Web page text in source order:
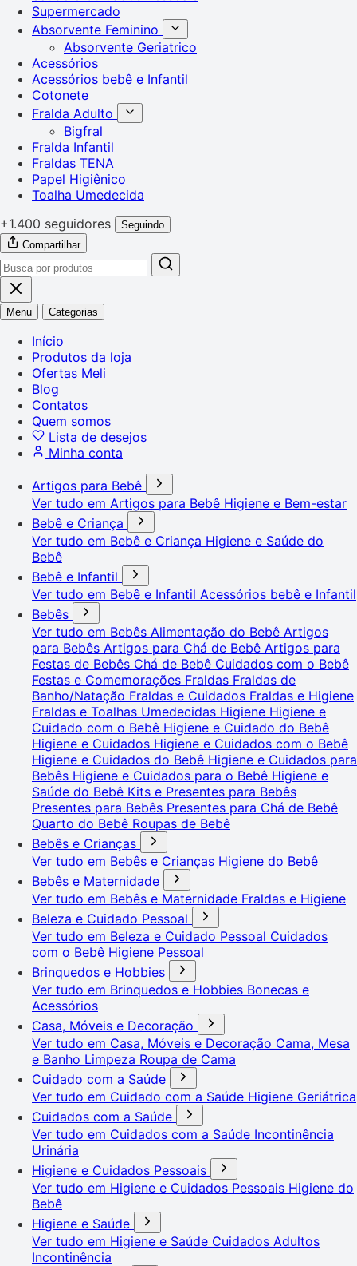
Supermercado
Absorvente Feminino
Absorvente Geriatrico
Acessórios
Acessórios bebê e Infantil
Cotonete
Fralda Adulto
Bigfral
Fralda Infantil
Fraldas TENA
Papel Higiênico
Toalha Umedecida
+1.400 seguidores
Seguindo
Compartilhar
Menu Categorias
Início
Produtos da loja
Ofertas Meli
Blog
Contatos
Quem somos
Lista de desejos
Minha conta
Artigos para Bebê
Ver tudo em Artigos para Bebê Higiene e Bem-estar
Bebê e Criança
Ver tudo em Bebê e Criança Higiene e Saúde do
Bebê
Bebê e Infantil
Ver tudo em Bebê e Infantil Acessórios bebê e Infantil
Bebês
Ver tudo em Bebês Alimentação do Bebê Artigos
para Bebês Artigos para Chá de Bebê Artigos para
Festas de Bebês Chá de Bebê Cuidados com o Bebê
Festas e Comemorações Fraldas Fraldas de
Banho/Natação Fraldas e Cuidados Fraldas e Higiene
Fraldas e Toalhas Umedecidas Higiene Higiene e
Cuidado com o Bebê Higiene e Cuidado do Bebê
Higiene e Cuidados Higiene e Cuidados com o Bebê
Higiene e Cuidados do Bebê Higiene e Cuidados para
Bebês Higiene e Cuidados para o Bebê Higiene e
Saúde do Bebê Kits e Presentes para Bebês
Presentes para Bebês Presentes para Chá de Bebê
Quarto do Bebê Roupas de Bebê
Bebês e Crianças
Ver tudo em Bebês e Crianças Higiene do Bebê
Bebês e Maternidade
Ver tudo em Bebês e Maternidade Fraldas e Higiene
Beleza e Cuidado Pessoal
Ver tudo em Beleza e Cuidado Pessoal Cuidados
com o Bebê Higiene Pessoal
Brinquedos e Hobbies
Ver tudo em Brinquedos e Hobbies Bonecas e
Acessórios
Casa, Móveis e Decoração
Ver tudo em Casa, Móveis e Decoração Cama, Mesa
e Banho Limpeza Roupa de Cama
Cuidado com a Saúde
Ver tudo em Cuidado com a Saúde Higiene Geriátrica
Cuidados com a Saúde
Ver tudo em Cuidados com a Saúde Incontinência
Urinária
Higiene e Cuidados Pessoais
Ver tudo em Higiene e Cuidados Pessoais Higiene do
Bebê
Higiene e Saúde
Ver tudo em Higiene e Saúde Cuidados Adultos
Incontinência